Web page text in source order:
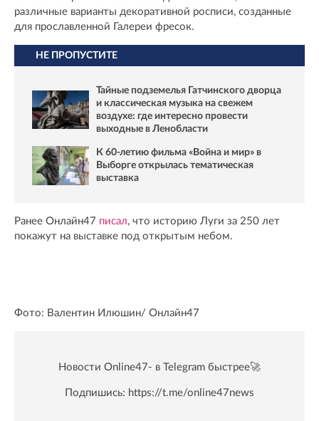
различные варианты декоративной росписи, созданные
для прославленной Галереи фресок.
НЕ ПРОПУСТИТЕ
Тайные подземелья Гатчинского дворца
и классическая музыка на свежем
воздухе: где интересно провести
выходные в Ленобласти
К 60-летию фильма «Война и мир» в
Выборге открылась тематическая
выставка
Ранее Онлайн47 писал, что историю Луги за 250 лет
покажут на выставке под открытым небом.
Фото: Валентин Илюшин/ Oнлайн47
Новости Online47- в Telegram быстрее🚀
Подпишись: https://t.me/online47news